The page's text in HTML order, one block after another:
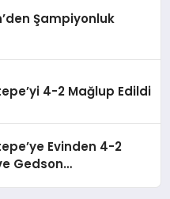
Şampiyonluk
4-2 Mağlup Edildi
Evinden 4-2
Gedson